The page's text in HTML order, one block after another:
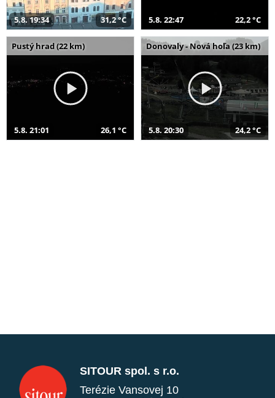
5.8. 19:34 31,2 °C 5.8. 22:47 22,2 °C
Pustý hrad (22 km)
5.8. 21:01 26,1 °C
Donovaly - Nová hoľa (23 km)
5.8. 20:30 24,2 °C
SITOUR spol. s r.o.
Terézie Vansovej 10